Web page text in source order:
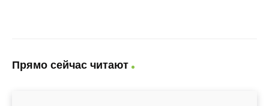
Прямо сейчас читают